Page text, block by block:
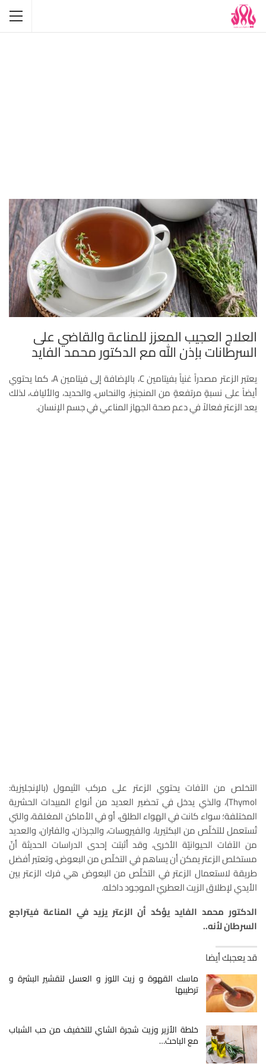
العلاج العجيب المعزز للمناعة والقاضي على
السرطانات بإذن الله مع الدكتور محمد الفايد
يعتبر الزعتر مصدراً غنياً بفيتامين C، بالإضافة إلى فيتامين A، كما يحتوي
أيضاً على نسبةٍ مرتفعةٍ من المنجنيز، والنحاس، والحديد، والألياف، لذلك
يعد الزعتر فعالاً في دعم صحة الجهاز المناعي في جسم الإنسان.
التخلص من الآفات يحتوي الزعتر على مركب الثيمول (بالإنجليزية:
Thymol)، والذي يدخل في تحضير العديد من أنواع المبيدات الحشرية
المختلفة؛ سواء كانت في الهواء الطلق، أو في الأماكن المغلقة، والتي
تُستعمل للتخلّص من البكتيريا، والفيروسات، والجرذان، والفئران، والعديد
من الآفات الحيوانيّة الأخرى، وقد أثبتت إحدى الدراسات الحديثة أنّ
مستخلص الزعتر يمكن أن يساهم في التخلّص من البعوض، وتعتبر أفضل
طريقة لاستعمال الزعتر في التخلّص من البعوض هي فرك الزعتر بين
الأيدي لإطلاق الزيت العطريّ الموجود داخله.
الدكتور محمد الفايد يؤكد أن الزعتر يزيد في المناعة فيتراجع
السرطان لأنه..
قد يعجبك أيضا
ماسك القهوة و زيت اللوز و العسل لتقشير البشرة و
ترطيبها
خلطة الأزير وزيت شجرة الشاي للتخفيف من حب الشباب
مع الباحث…